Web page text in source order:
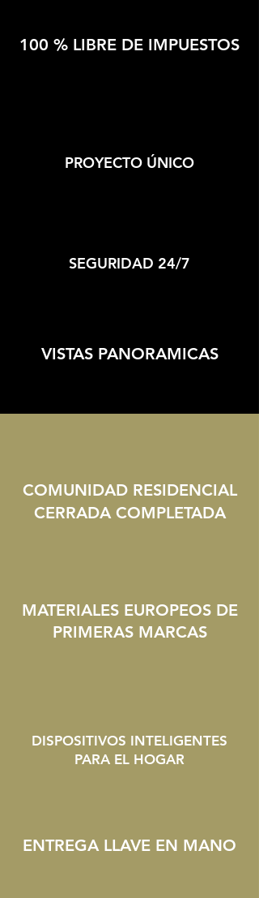
100 % LIBRE DE IMPUESTOS
PROYECTO ÚNICO
SEGURIDAD 24/7
VISTAS PANORAMICAS
COMUNIDAD RESIDENCIAL
CERRADA COMPLETADA
MATERIALES EUROPEOS DE
PRIMERAS MARCAS
DISPOSITIVOS INTELIGENTES
PARA EL HOGAR
ENTREGA LLAVE EN MANO